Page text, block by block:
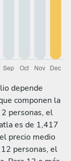
depende
componen la
personas, el
es de 1,417
precio medio
personas, el